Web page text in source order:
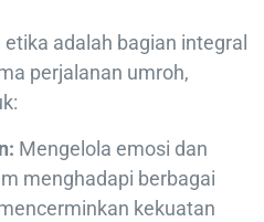
adalah bagian integral
perjalanan umroh,
Mengelola emosi dan
menghadapi berbagai
kekuatan